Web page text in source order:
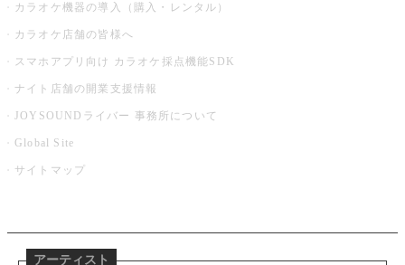
カラオケ機器の導入（購入・レンタル）
カラオケ店舗の皆様へ
スマホアプリ向け カラオケ採点機能SDK
ナイト店舗の開業支援情報
JOYSOUNDライバー 事務所について
Global Site
サイトマップ
アーティスト